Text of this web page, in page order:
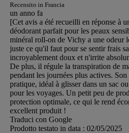
Recensito in Francia
un anno fa
[Cet avis a été recueilli en réponse à
déodorant parfait pour les peaux
minéral roll-on de Vichy a une odeur
juste ce qu'il faut pour se sentir frais
incroyablement doux et n'irrite
De plus, il régule la transpiration de
pendant les journées plus actives.
pratique, idéal à glisser dans un sac
pour les voyages. Un petit peu de
protection optimale, ce qui le rend
excellent produit !
Traduci con Google
Prodotto testato in data : 02/05/2025